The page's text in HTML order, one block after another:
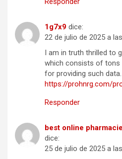
1g7x9 dice:
22 de julio de 2025 a
I am in truth thrilled to
which consists of
for providing such data.
https://prohnrg.com/
Responder
best online
dice:
25 de julio de 2025 a